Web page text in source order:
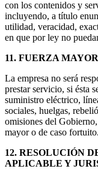
con los contenidos y
incluyendo, a título
utilidad, veracidad,
en que por ley no
11. FUERZA MAYOR
La empresa no será
prestar servicio, si ésta
suministro eléctrico,
sociales, huelgas,
omisiones del
mayor o de caso fortuito.
12. RESOLUCIÓN
APLICABLE Y